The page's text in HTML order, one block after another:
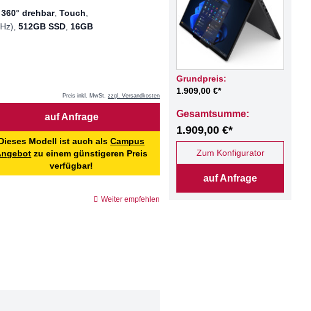
drehbar, Touch
512GB SSD, 16GB
Preis inkl. MwSt. zzgl. Versandkosten
auf Anfrage
Modell ist auch alsCampus
zu einem günstigeren Preis
verfügbar!
Weiter empfehlen
Grundpreis:
1.909,00 €*
Gesamtsumme:
1.909,00 €*
Zum Konfigurator
auf Anfrage